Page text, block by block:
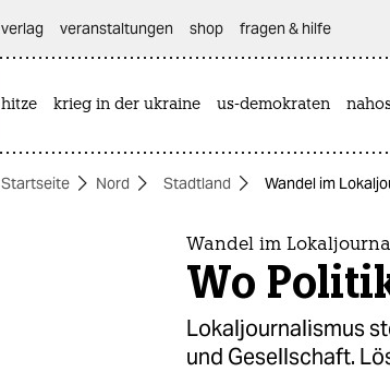
themen
verlag
veranstaltungen shop fragen & hilfe
hitze krieg in der ukraine us-demokraten
Startseite Nord Stadtland Wandel im
Wandel im
Wo
Lokaljournalismus
und Gesellschaft.